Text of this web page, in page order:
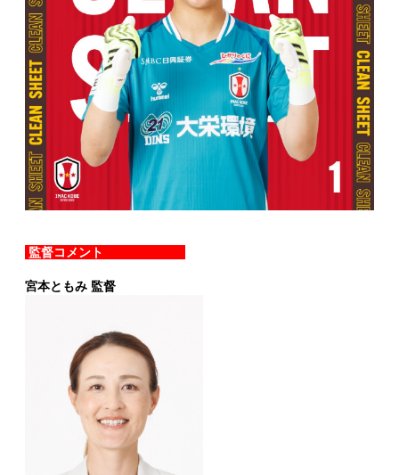
監督コメント
宮本ともみ 監督